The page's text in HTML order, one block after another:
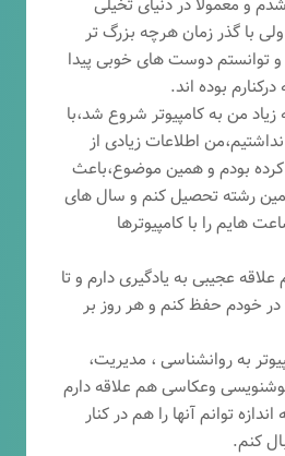
با گذر زمان هرچه بزرگ تر
توانستم دوست های خوبی پیدا
بوده اند.
من به کامپیوتر شروع شد،با
نداشتیم،من اطلاعات زیادی از
کرده بودم و همین موضوع،باعث
رشته تحصیل کنم و سال های
هایم را با کامپیوترها
عجیبی به یادگیری دارم و تا
در خودم حفظ کنم و هر روز بر
به روانشناسی ، مدیریت،
وعکاسی هم علاقه دارم
توانم آنها را هم در کنار
کنم.